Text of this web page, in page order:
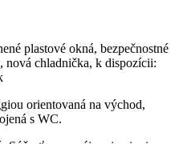
plastové okná, bezpečnostné
nová chladnička, k dispozícii:
orientovaná na východ,
s WC.